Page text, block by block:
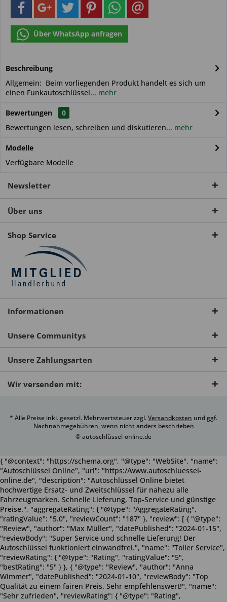
Über WhatsApp anfragen
Beschreibung
Allgemein: Beim vorliegenden Produkt handelt es sich um
einen Funkautoschlüssel... mehr
Bewertungen
0
Bewertungen lesen, schreiben und diskutieren... mehr
Modelle
Verfügbare Modelle
Newsletter
Über uns
Shop Service
Informationen
Unsere Communitys
Unsere Zahlungsarten
Wir versenden mit:
* Alle Preise inkl. gesetzl. Mehrwertsteuer zzgl.Versandkosten und ggf.
Nachnahmegebühren, wenn nicht anders beschrieben
© autoschlüssel-online.de
{ "@context": "https://schema.org", "@type": "WebSite", "name":
"Autoschlüssel Online", "url": "https://www.autoschluessel-
online.de", "description": "Autoschlüssel Online bietet
hochwertige Ersatz- und Zweitschlüssel für nahezu alle
Fahrzeugmarken. Schnelle Lieferung, Top-Service und günstige
Preise.", "aggregateRating": { "@type": "AggregateRating",
"ratingValue": "5.0", "reviewCount": "187" }, "review": [ { "@type":
"Review", "author": "Max Müller", "datePublished": "2024-01-15",
"reviewBody": "Super Service und schnelle Lieferung! Der
Autoschlüssel funktioniert einwandfrei.", "name": "Toller Service",
"reviewRating": { "@type": "Rating", "ratingValue": "5",
"bestRating": "5" } }, { "@type": "Review", "author": "Anna
Wimmer", "datePublished": "2024-01-10", "reviewBody": "Top
Qualität zu einem fairen Preis. Sehr empfehlenswert!", "name":
"Sehr zufrieden", "reviewRating": { "@type": "Rating",